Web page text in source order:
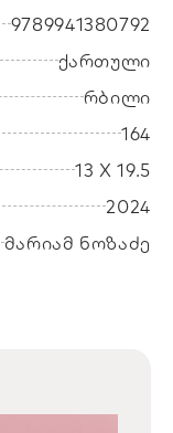
9789941380792
ქართული
რბილი
164
13 X 19.5
2024
მარიამ ნოზაძე